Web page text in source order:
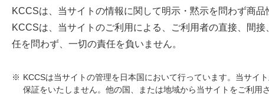
KCCSは、当サイトの情報に関して明示・黙示を問わず商
KCCSは、当サイトのご利用による、ご利用者の直接、間
任を問わず、一切の責任を負いません。
※ KCCSは当サイトの管理を日本国において行っています。当サイ
保証をいたしません。他の国、または地域から当サイトをご利用